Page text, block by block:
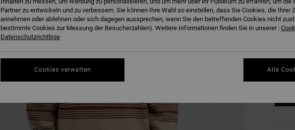
Partner zu entwickeln und zu verbessern. Sie können Ihre Wahl so einstellen, dass Sie Cookies, die Ihrer
annehmen oder ablehnen oder sich dagegen aussprechen, wenn Sie den betreffenden Cookies nicht
bestimmte Cookies zur Messung der Besucherzahlen). Weitere Informationen finden Sie in unserer :
Datenschutzrichtlinie
Cookies verwalten Alle